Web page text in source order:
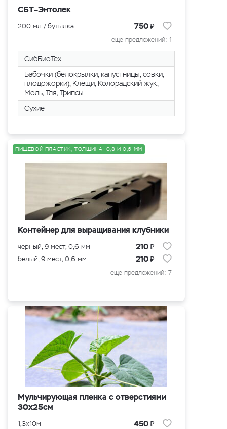
СБТ–Энтолек
200 мл / бутылка 750₽
еще предложений: 1
СибБиоТех
Бабочки (белокрылки, капустницы, совки,
плодожорки), Клещи, Колорадский жук,
Моль, Тля, Трипсы
Сухие
ПИЩЕВОЙ ПЛАСТИК, ТОЛЩИНА: 0,8 И 0,6 ММ
Контейнер для выращивания клубники
черный, 9 мест, 0,6 мм 210₽
белый, 9 мест, 0,6 мм 210₽
еще предложений: 7
Мульчирующая пленка с отверстиями
30х25см
1,3x10м 450₽